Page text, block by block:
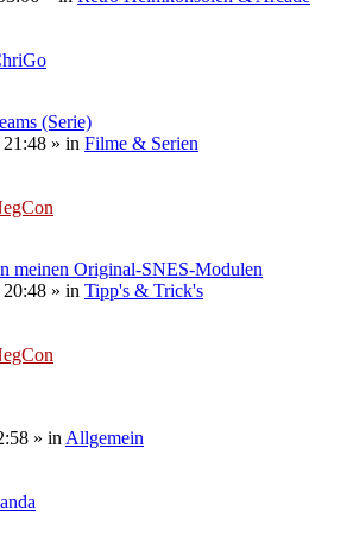
(Serie)
21:48 » in Filme & Serien
meinen Original-SNES-Modulen
» in Tipp's & Trick's
» inAllgemein